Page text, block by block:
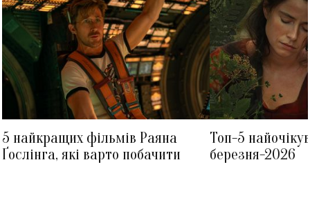
5 найкращих фільмів Раяна
Ґослінга, які варто побачити
Топ-5
березня-2026